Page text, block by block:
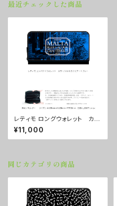
最近チェックした商品
レティモ ロングウォレット カラ
ー/マルタカフェアートブルー
■配送まで３週間
¥11,000
同じカテゴリの商品